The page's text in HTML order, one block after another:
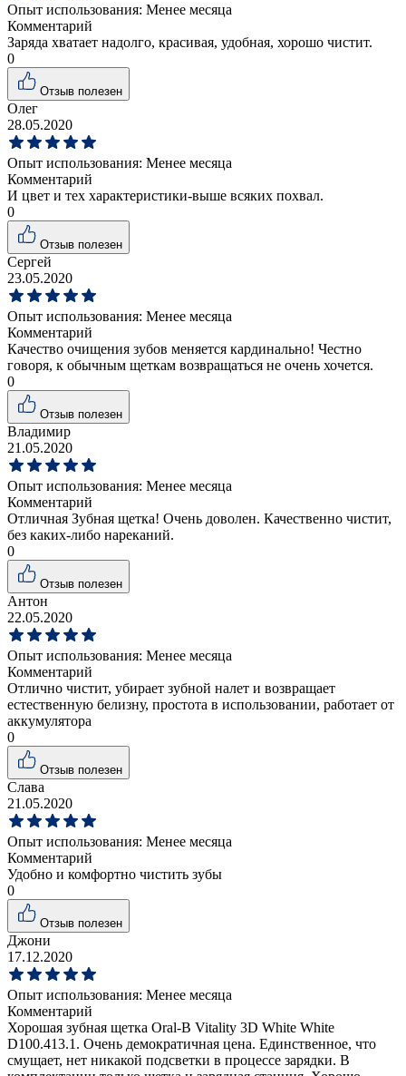
Опыт использования: Менее месяца
Комментарий
Заряда хватает надолго, красивая, удобная, хорошо чистит.
0
Отзыв полезен
Олег
28.05.2020
Опыт использования: Менее месяца
Комментарий
И цвет и тех характеристики-выше всяких похвал.
0
Отзыв полезен
Сергей
23.05.2020
Опыт использования: Менее месяца
Комментарий
Качество очищения зубов меняется кардинально! Честно
говоря, к обычным щеткам возвращаться не очень хочется.
0
Отзыв полезен
Владимир
21.05.2020
Опыт использования: Менее месяца
Комментарий
Отличная Зубная щетка! Очень доволен. Качественно чистит,
без каких-либо нареканий.
0
Отзыв полезен
Антон
22.05.2020
Опыт использования: Менее месяца
Комментарий
Отлично чистит, убирает зубной налет и возвращает
естественную белизну, простота в использовании, работает от
аккумулятора
0
Отзыв полезен
Слава
21.05.2020
Опыт использования: Менее месяца
Комментарий
Удобно и комфортно чистить зубы
0
Отзыв полезен
Джони
17.12.2020
Опыт использования: Менее месяца
Комментарий
Хорошая зубная щетка Oral-B Vitality 3D White White
D100.413.1. Очень демократичная цена. Единственное, что
смущает, нет никакой подсветки в процессе зарядки. В